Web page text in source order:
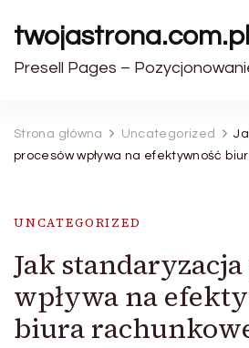
twojastrona.com.pl
Presell Pages –
Strona główna Uncategorized
procesów wpływa na efektywność
UNCATEGORIZED
Jak
wpływa na
biura